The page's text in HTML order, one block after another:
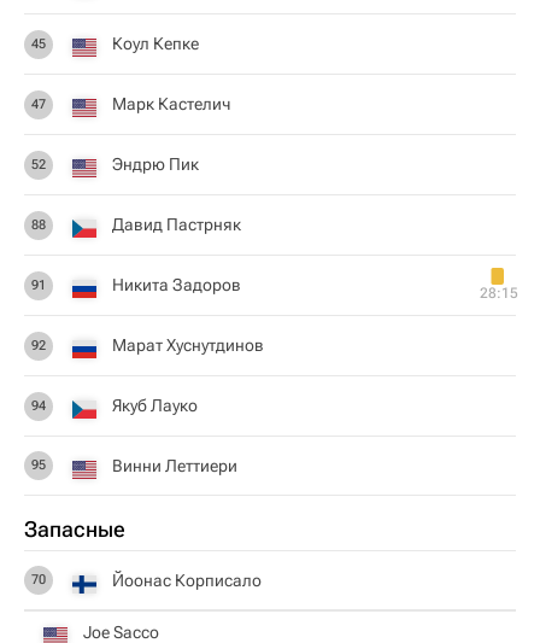
45 Коул Кепке
47 Марк Кастелич
52 Эндрю Пик
88 Давид Пастрняк
91 Никита Задоров 28:15
92 Марат Хуснутдинов
94 Якуб Лауко
95 Винни Леттиери
Запасные
70 Йоонас Корписало
Joe Sacco